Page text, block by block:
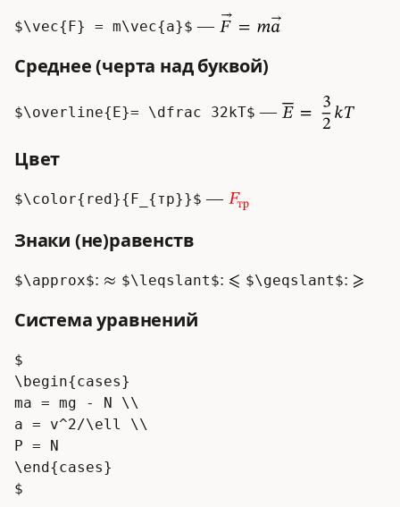
$\vec{F} = m\vec{a}$ —
Среднее (черта над буквой)
$\overline{E}= \dfrac 32kT$ —
Цвет
$\color{red}{F_{тр}}$ —
Знаки (не)равенств
$\approx$: $\leqslant$: $\geqslant$:
Система уравнений
$
\begin{cases}
ma = mg - N \\
a = v^2/\ell \\
P = N
\end{cases}